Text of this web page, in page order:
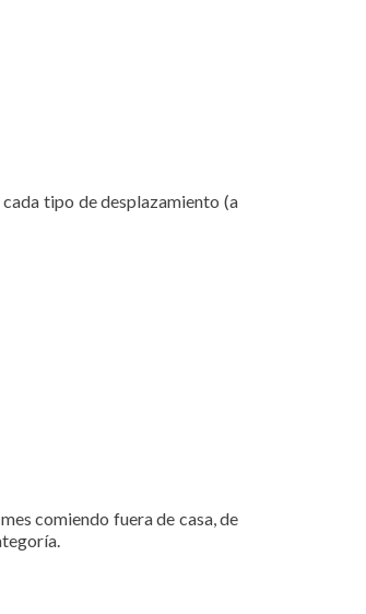
cada tipo de desplazamiento (a
comiendo fuera de casa, de